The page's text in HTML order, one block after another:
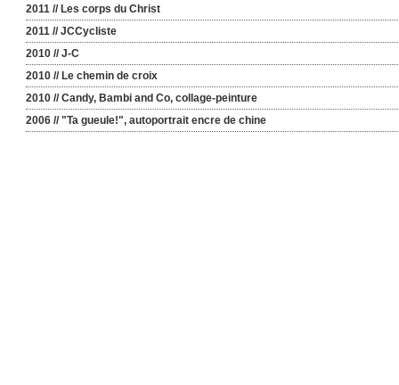
2011 // Les corps du Christ
2011 // JCCycliste
2010 // J-C
2010 // Le chemin de croix
2010 // Candy, Bambi and Co, collage-peinture
2006 // "Ta gueule!", autoportrait encre de chine